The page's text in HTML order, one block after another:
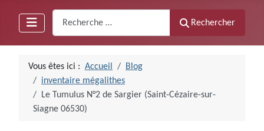
Rechercher
Vous êtes ici : Accueil
Blog
inventaire mégalithes
Le Tumulus N°2 de Sargier (Saint-Cézaire-sur-
Siagne 06530)